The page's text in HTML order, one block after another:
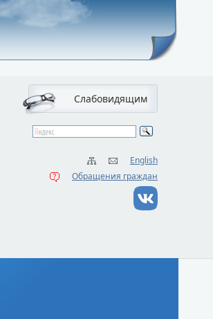
Слабовидящим
English
Обращения граждан